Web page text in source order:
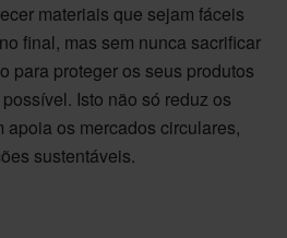
materiais que sejam fáceis
final, mas sem nunca sacrificar
para proteger os seus produtos
Isto não só reduz os
apoia os mercados circulares,
sustentáveis.